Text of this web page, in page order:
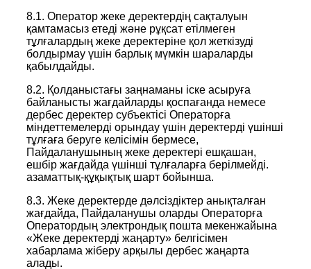
8.1. Оператор жеке деректердің сақталуын
қамтамасыз етеді және рұқсат етілмеген
тұлғалардың жеке деректеріне қол жеткізуді
болдырмау үшін барлық мүмкін шараларды
қабылдайды.
8.2. Қолданыстағы заңнаманы іске асыруға
байланысты жағдайларды қоспағанда немесе
дербес деректер субъектісі Операторға
міндеттемелерді орындау үшін деректерді үшінші
тұлғаға беруге келісімін бермесе,
Пайдаланушының жеке деректері ешқашан,
ешбір жағдайда үшінші тұлғаларға берілмейді.
азаматтық-құқықтық шарт бойынша.
8.3. Жеке деректерде дәлсіздіктер анықталған
жағдайда, Пайдаланушы оларды Операторға
Оператордың электрондық пошта мекенжайына
«Жеке деректерді жаңарту» белгісімен
хабарлама жіберу арқылы дербес жаңарта
алады.